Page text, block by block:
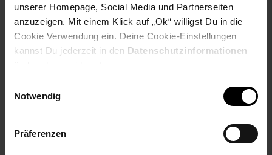
unserer Homepage, Social Media und Partnerseiten
anzuzeigen. Mit einem Klick auf „Ok“ willigst Du in die
Cookie Verwendung ein. Deine Cookie-Einstellungen
kannst Du jederzeit in den Datenschutzinformationen
Notwendig
Präferenzen
Produktbeschreibung
verbindet Fahrspaß mit Bewegung im Alltag. Das lizenzierte